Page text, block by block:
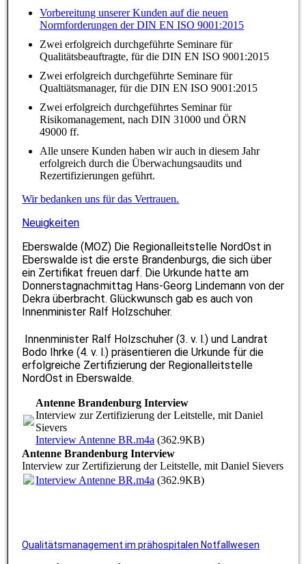
Vorbereitung unserer Kunden auf die neuen
Normforderungen der DIN EN ISO 9001:2015
Zwei erfolgreich durchgeführte Seminare für
Qualitätsbeauftragte, für die DIN EN ISO 9001:2015
Zwei erfolgreich durchgeführte Seminare für
Qualtiätsmanager, für die DIN EN ISO 9001:2015
Zwei erfolgreich durchgeführtes Seminar für
Risikomanagement, nach DIN 31000 und ÖRN
49000 ff.
Alle unsere Kunden haben wir auch in diesem Jahr
erfolgreich durch die Überwachungsaudits und
Rezertifizierungen geführt.
Wir bedanken uns für das Vertrauen.
Neuigkeiten
Eberswalde (MOZ) Die Regionalleitstelle NordOst in
Eberswalde ist die erste Brandenburgs, die sich über
ein Zertifikat freuen darf. Die Urkunde hatte am
Donnerstagnachmittag Hans-Georg Lindemann von der
Dekra überbracht. Glückwunsch gab es auch von
Innenminister Ralf Holzschuher.
Innenminister Ralf Holzschuher (3. v. l.) und Landrat
Bodo Ihrke (4. v. l.) präsentieren die Urkunde für die
erfolgreiche Zertifizierung der Regionalleitstelle
NordOst in Eberswalde.
Antenne Brandenburg Interview
Interview zur Zertifizierung der Leitstelle, mit Daniel
Sievers
Interview Antenne BR.m4a (362.9KB)
Antenne Brandenburg Interview
Interview zur Zertifizierung der Leitstelle, mit Daniel Sievers
Interview Antenne BR.m4a (362.9KB)
Qualitätsmanagement im prähospitalen Notfallwesen